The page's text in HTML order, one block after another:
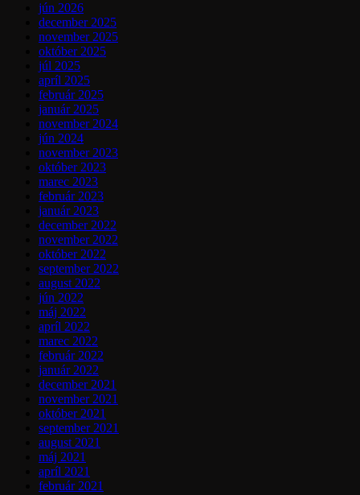
jún 2026
december 2025
november 2025
október 2025
júl 2025
apríl 2025
február 2025
január 2025
november 2024
jún 2024
november 2023
október 2023
marec 2023
február 2023
január 2023
december 2022
november 2022
október 2022
september 2022
august 2022
jún 2022
máj 2022
apríl 2022
marec 2022
február 2022
január 2022
december 2021
november 2021
október 2021
september 2021
august 2021
máj 2021
apríl 2021
február 2021